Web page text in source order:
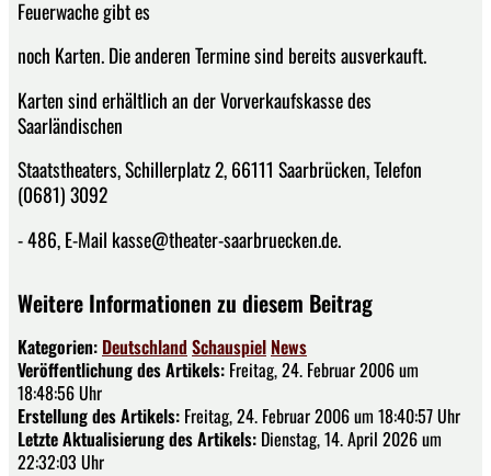
Feuerwache gibt es
noch Karten. Die anderen Termine sind bereits ausverkauft.
Karten sind erhältlich an der Vorverkaufskasse des
Saarländischen
Staatstheaters, Schillerplatz 2, 66111 Saarbrücken, Telefon
(0681) 3092
- 486, E-Mail kasse@theater-saarbruecken.de.
Weitere Informationen zu diesem Beitrag
Kategorien: Deutschland Schauspiel News
Veröffentlichung des Artikels: Freitag, 24. Februar 2006 um
18:48:56 Uhr
Erstellung des Artikels: Freitag, 24. Februar 2006 um 18:40:57 Uhr
Letzte Aktualisierung des Artikels: Dienstag, 14. April 2026 um
22:32:03 Uhr